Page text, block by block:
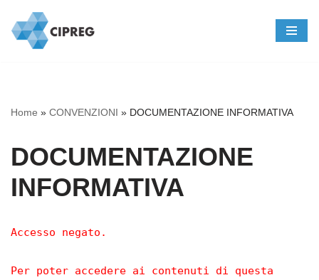
Vai
Home » CONVENZIONI » DOCUMENTAZIONE INFORMATIVA
DOCUMENTAZIONE
INFORMATIVA
Accesso negato.
Per poter accedere ai contenuti di questa